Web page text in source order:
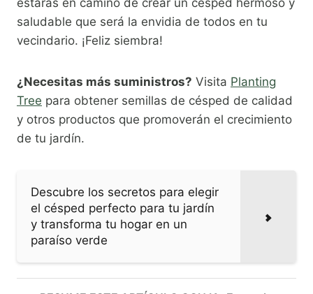
estarás en camino de crear un césped hermoso y
saludable que será la envidia de todos en tu
vecindario. ¡Feliz siembra!
¿Necesitas más suministros? Visita Planting
Tree para obtener semillas de césped de calidad
y otros productos que promoverán el crecimiento
de tu jardín.
Descubre los secretos para elegir
el césped perfecto para tu jardín
y transforma tu hogar en un
paraíso verde